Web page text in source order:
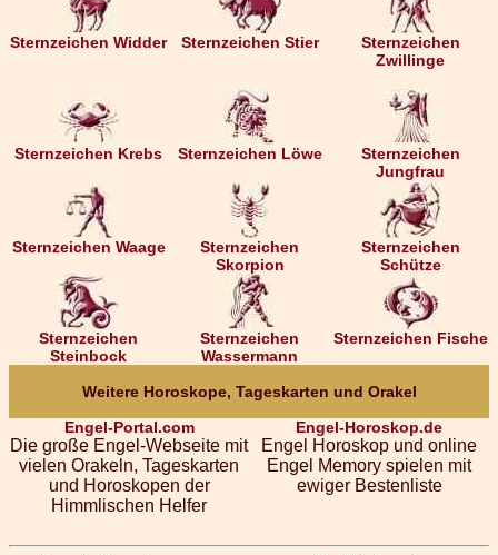
Sternzeichen Widder Sternzeichen Stier
Sternzeichen
Zwillinge
Sternzeichen Krebs Sternzeichen Löwe
Sternzeichen
Jungfrau
Sternzeichen Waage
Sternzeichen
Skorpion
Sternzeichen
Schütze
Sternzeichen
Steinbock
Sternzeichen
Wassermann
Sternzeichen Fische
Weitere Horoskope, Tageskarten und Orakel
Engel-Portal.com
Die große Engel-Webseite mit
vielen Orakeln, Tageskarten
und Horoskopen der
Himmlischen Helfer
Engel-Horoskop.de
Engel Horoskop und online
Engel Memory spielen mit
ewiger Bestenliste